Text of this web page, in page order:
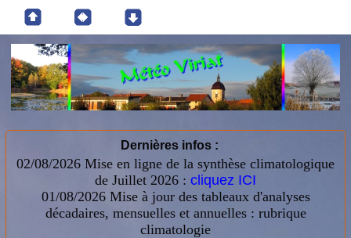
Dernières infos :
02/08/2026 Mise en ligne de la synthèse climatologique
de Juillet 2026 : cliquez ICI
01/08/2026 Mise à jour des tableaux d'analyses
décadaires, mensuelles et annuelles : rubrique
climatologie